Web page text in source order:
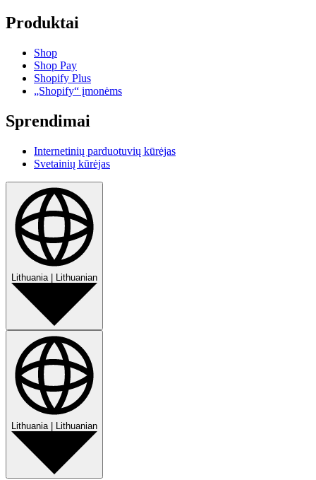
Produktai
Shop
Shop Pay
Shopify Plus
„Shopify“ įmonėms
Sprendimai
Internetinių parduotuvių kūrėjas
Svetainių kūrėjas
Lithuania| Lithuanian
Lithuania| Lithuanian